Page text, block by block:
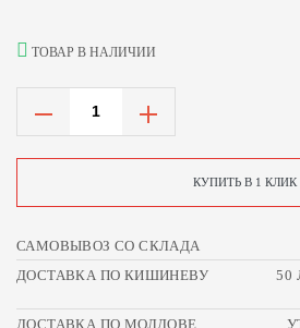
ТОВАР В НАЛИЧИИ
КУПИТЬ В 1 КЛИК
САМОВЫВОЗ СО СКЛАДА
ДОСТАВКА ПО КИШИНЕВУ
50
ДОСТАВКА ПО МОЛДОВЕ